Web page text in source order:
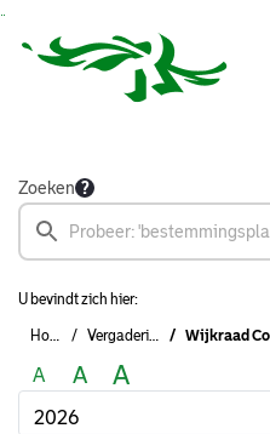
Zoeken
U bevindt zich hier:
Home Vergaderingen Wijkraad Cool-
A A A
2026